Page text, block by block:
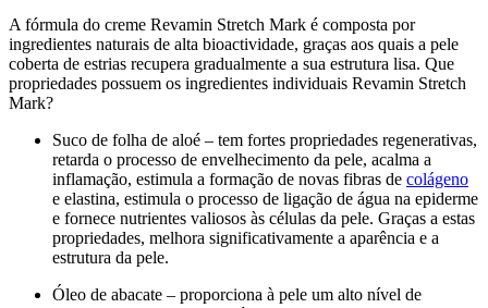
A fórmula do creme Revamin Stretch Mark é composta por
ingredientes naturais de alta bioactividade, graças aos quais a pele
coberta de estrias recupera gradualmente a sua estrutura lisa. Que
propriedades possuem os ingredientes individuais Revamin Stretch
Mark?
Suco de folha de aloé – tem fortes propriedades regenerativas,
retarda o processo de envelhecimento da pele, acalma a
inflamação, estimula a formação de novas fibras de colágeno
e elastina, estimula o processo de ligação de água na epiderme
e fornece nutrientes valiosos às células da pele. Graças a estas
propriedades, melhora significativamente a aparência e a
estrutura da pele.
Óleo de abacate – proporciona à pele um alto nível de